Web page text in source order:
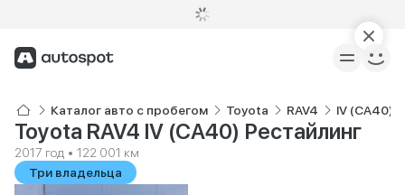
Каталог авто с пробегом Toyota RAV4 IV (CA40)
Toyota RAV4 IV (CA40) Рестайлинг
2017 год • 122 001 км
Три владельца